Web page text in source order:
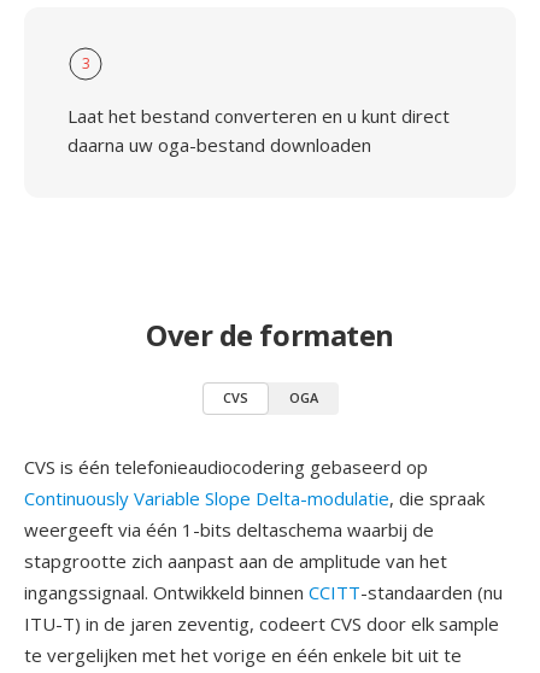
3
Laat het bestand converteren en u kunt direct
daarna uw oga-bestand downloaden
Over de formaten
CVS OGA
CVS is één telefonieaudiocodering gebaseerd op
Continuously Variable Slope Delta-modulatie, die spraak
weergeeft via één 1-bits deltaschema waarbij de
stapgrootte zich aanpast aan de amplitude van het
ingangssignaal. Ontwikkeld binnen CCITT-standaarden (nu
ITU-T) in de jaren zeventig, codeert CVS door elk sample
te vergelijken met het vorige en één enkele bit uit te